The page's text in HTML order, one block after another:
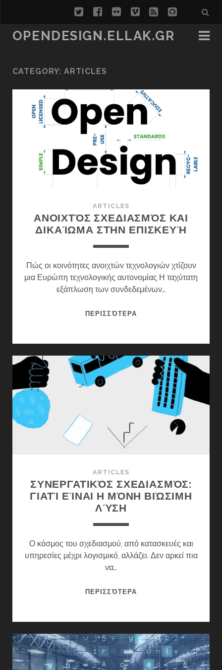
twitterfacebook
flickrvimeo
rss github
OPENDESIGN.ELLAK.GR
CATEGORY: ARTICLES
ARTICLES
ΑΝΟΙΧΤΌΣ ΣΧΕΔΙΑΣΜΌΣ ΚΑΙ
ΔΙΚΑΊΩΜΑ ΣΤΗΝ ΕΠΙΣΚΕΥΉ
Πώς οι κοινότητες ανοιχτών τεχνολογιών χτίζουν
μια Ευρώπη τεχνολογικής αυτονομίας Η ταχύτατη
εξάπλωση των συνδεδεμένων…
ΠΕΡΙΣΣΌΤΕΡΑΑΝΟΙΧΤΌΣ
ΣΤΗΝ
ΕΠΙΣΚΕΥΉ
ARTICLES
ΣΥΝΕΡΓΑΤΙΚΌΣ ΣΧΕΔΙΑΣΜΌΣ:
ΓΙΑΤΊ ΕΊΝΑΙ Η ΜΌΝΗ ΒΙΏΣΙΜΗ
ΛΎΣΗ
Ο κόσμος του σχεδιασμού, από κατασκευές και
υπηρεσίες μέχρι λογισμικό, αλλάζει. Δεν αρκεί πια
να…
ΠΕΡΙΣΣΌΤΕΡΑΣΥΝΕΡΓΑΤΙΚΌΣ
Η
ΜΌΝΗ
ΒΙΏΣΙΜΗ